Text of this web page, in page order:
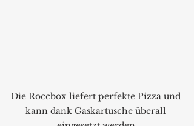
Die Roccbox liefert perfekte Pizza und
kann dank Gaskartusche überall